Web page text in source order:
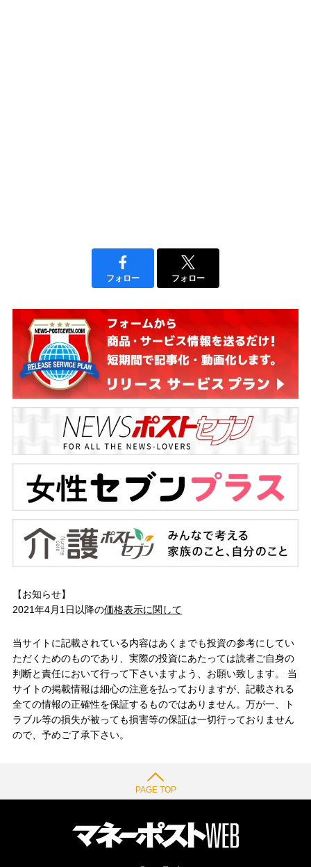
フォロー フォロー
【お知らせ】
2021年4月1日以降の価格表示に関して
当サイトに記載されている内容はあくまでも投資の参考にしてい
ただくためのものであり、実際の投資にあたっては読者ご自身の
判断と責任において行って下さいますよう、お願い致します。 当
サイトの掲載情報は細心の注意を払っておりますが、記載される
全ての情報の正確性を保証するものではありません。万が一、ト
ラブル等の損失が被っても損害等の保証は一切行っておりません
ので、予めご了承下さい。
PAGE TOP